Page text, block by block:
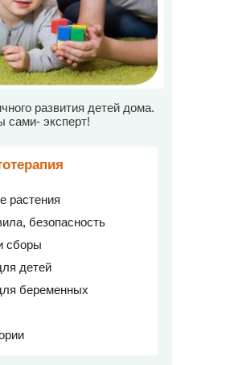
развития детей дома.
сами- эксперт!
растения
безопасность
сборы
детей
беременных